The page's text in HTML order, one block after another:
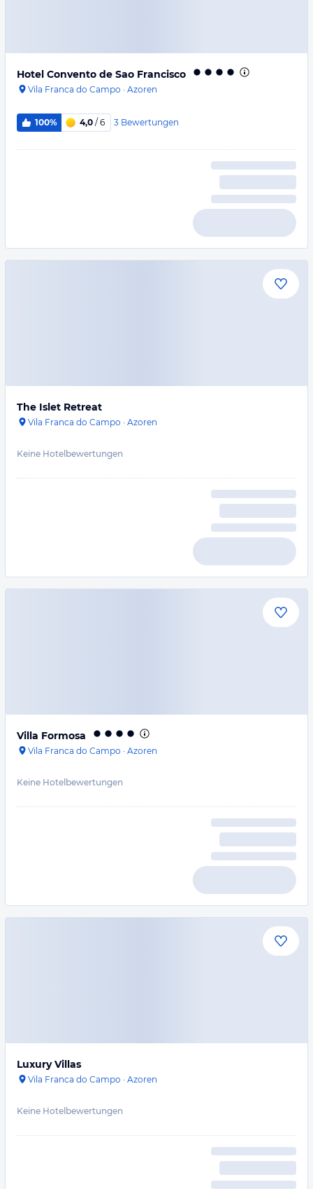
Hotel Convento de Sao Francisco
Vila Franca do Campo · Azoren
100% 4,0 / 6 3 Bewertungen
The Islet Retreat
Vila Franca do Campo · Azoren
Keine Hotelbewertungen
Villa Formosa
Vila Franca do Campo · Azoren
Keine Hotelbewertungen
Luxury Villas
Vila Franca do Campo · Azoren
Keine Hotelbewertungen